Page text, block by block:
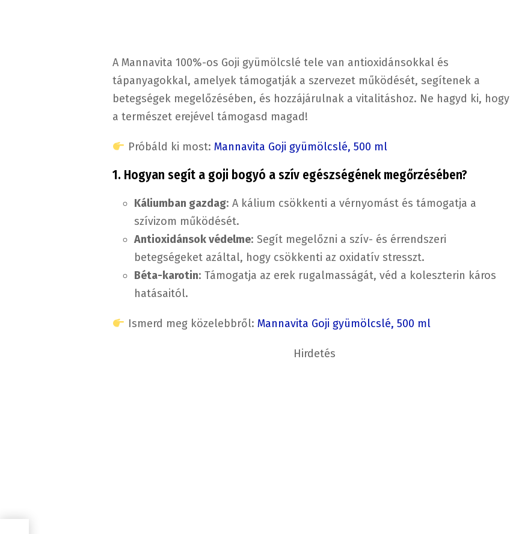
A Mannavita 100%-os Goji gyümölcslé tele van antioxidánsokkal és
tápanyagokkal, amelyek támogatják a szervezet működését, segítenek a
betegségek megelőzésében, és hozzájárulnak a vitalitáshoz. Ne hagyd ki, hogy
a természet erejével támogasd magad!
Próbáld ki most: Mannavita Goji gyümölcslé, 500 ml
1. Hogyan segít a goji bogyó a szív egészségének megőrzésében?
Káliumban gazdag: A kálium csökkenti a vérnyomást és támogatja a
szívizom működését.
Antioxidánsok védelme: Segít megelőzni a szív- és érrendszeri
betegségeket azáltal, hogy csökkenti az oxidatív stresszt.
Béta-karotin: Támogatja az erek rugalmasságát, véd a koleszterin káros
hatásaitól.
Ismerd meg közelebbről: Mannavita Goji gyümölcslé, 500 ml
Hirdetés